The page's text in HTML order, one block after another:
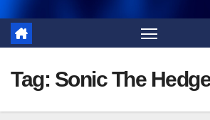
Tag: Sonic The